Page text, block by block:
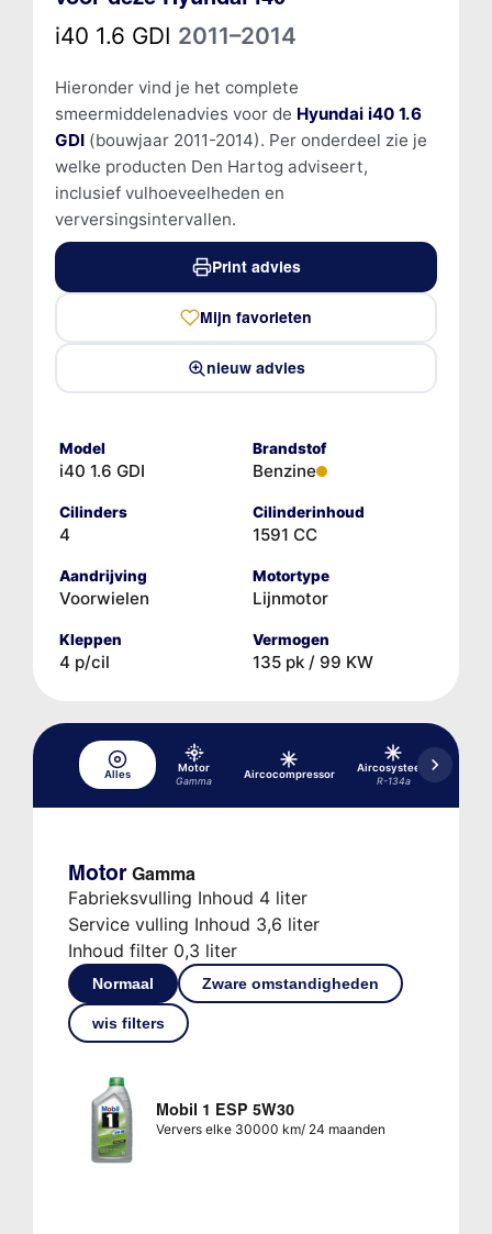
i40 1.6 GDI 2011–2014
Hieronder vind je het complete
smeermiddelenadvies voor de Hyundai i40 1.6
GDI(bouwjaar 2011-2014). Per onderdeel zie je
welke producten Den Hartog adviseert,
inclusief vulhoeveelheden en
verversingsintervallen.
Print advies
Mijn favorieten
nieuw advies
Model
i40 1.6 GDI
Brandstof
Benzine
Cilinders
4
Cilinderinhoud
1591 CC
Aandrijving
Voorwielen
Motortype
Lijnmotor
Kleppen
4 p/cil
Vermogen
135 pk / 99 KW
Alles
Motor
Gamma
Aircocompressor
Aircosysteem
R-134a
Motor Gamma
Fabrieksvulling Inhoud 4 liter
Service vulling Inhoud 3,6 liter
Inhoud filter 0,3 liter
Normaal Zware omstandigheden
wis filters
Mobil 1 ESP 5W30
Ververs elke 30000 km/ 24 maanden